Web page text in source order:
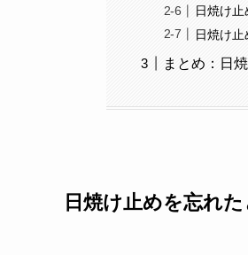
日焼け
日焼け
まとめ：日
日焼け止めを忘れ